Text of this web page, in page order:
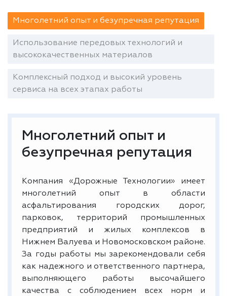
Многолетний опыт и безупречная репутация
Использование передовых технологий и
высококачественных материалов
Комплексный подход и высокий уровень
сервиса на всех этапах работы
Многолетний опыт и
безупречная репутация
Компания «Дорожные Технологии» имеет
многолетний опыт в области
асфальтирования городских дорог,
парковок, территорий промышленных
предприятий и жилых комплексов в
Нижнем Валуева и Новомосковском районе.
За годы работы мы зарекомендовали себя
как надежного и ответственного партнера,
выполняющего работы высочайшего
качества с соблюдением всех норм и